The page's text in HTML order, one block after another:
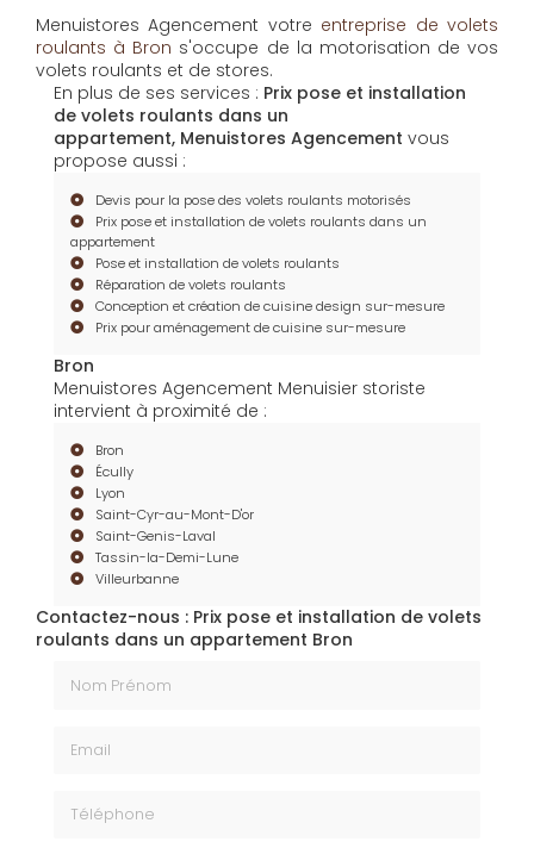
Menuistores Agencement votre entreprise de volets
roulants à Bron s'occupe de la motorisation de vos
volets roulants et de stores.
En plus de ses services : Prix pose et installation
de volets roulants dans un
appartement, Menuistores Agencement vous
propose aussi :
Devis pour la pose des volets roulants motorisés
Prix pose et installation de volets roulants dans un
appartement
Pose et installation de volets roulants
Réparation de volets roulants
Conception et création de cuisine design sur-mesure
Prix pour aménagement de cuisine sur-mesure
Bron
Menuistores Agencement Menuisier storiste
intervient à proximité de :
Bron
Écully
Lyon
Saint-Cyr-au-Mont-D'or
Saint-Genis-Laval
Tassin-la-Demi-Lune
Villeurbanne
Contactez-nous : Prix pose et installation de volets
roulants dans un appartement Bron